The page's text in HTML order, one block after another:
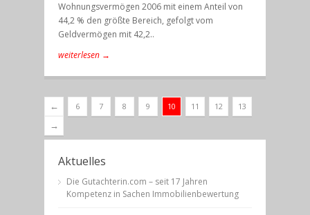
Wohnungsvermögen 2006 mit einem Anteil von
44,2 % den größte Bereich, gefolgt vom
Geldvermögen mit 42,2..
weiterlesen →
← 6 7 8 9 10 11 12 13
→
Aktuelles
Die Gutachterin.com – seit 17 Jahren
Kompetenz in Sachen Immobilienbewertung